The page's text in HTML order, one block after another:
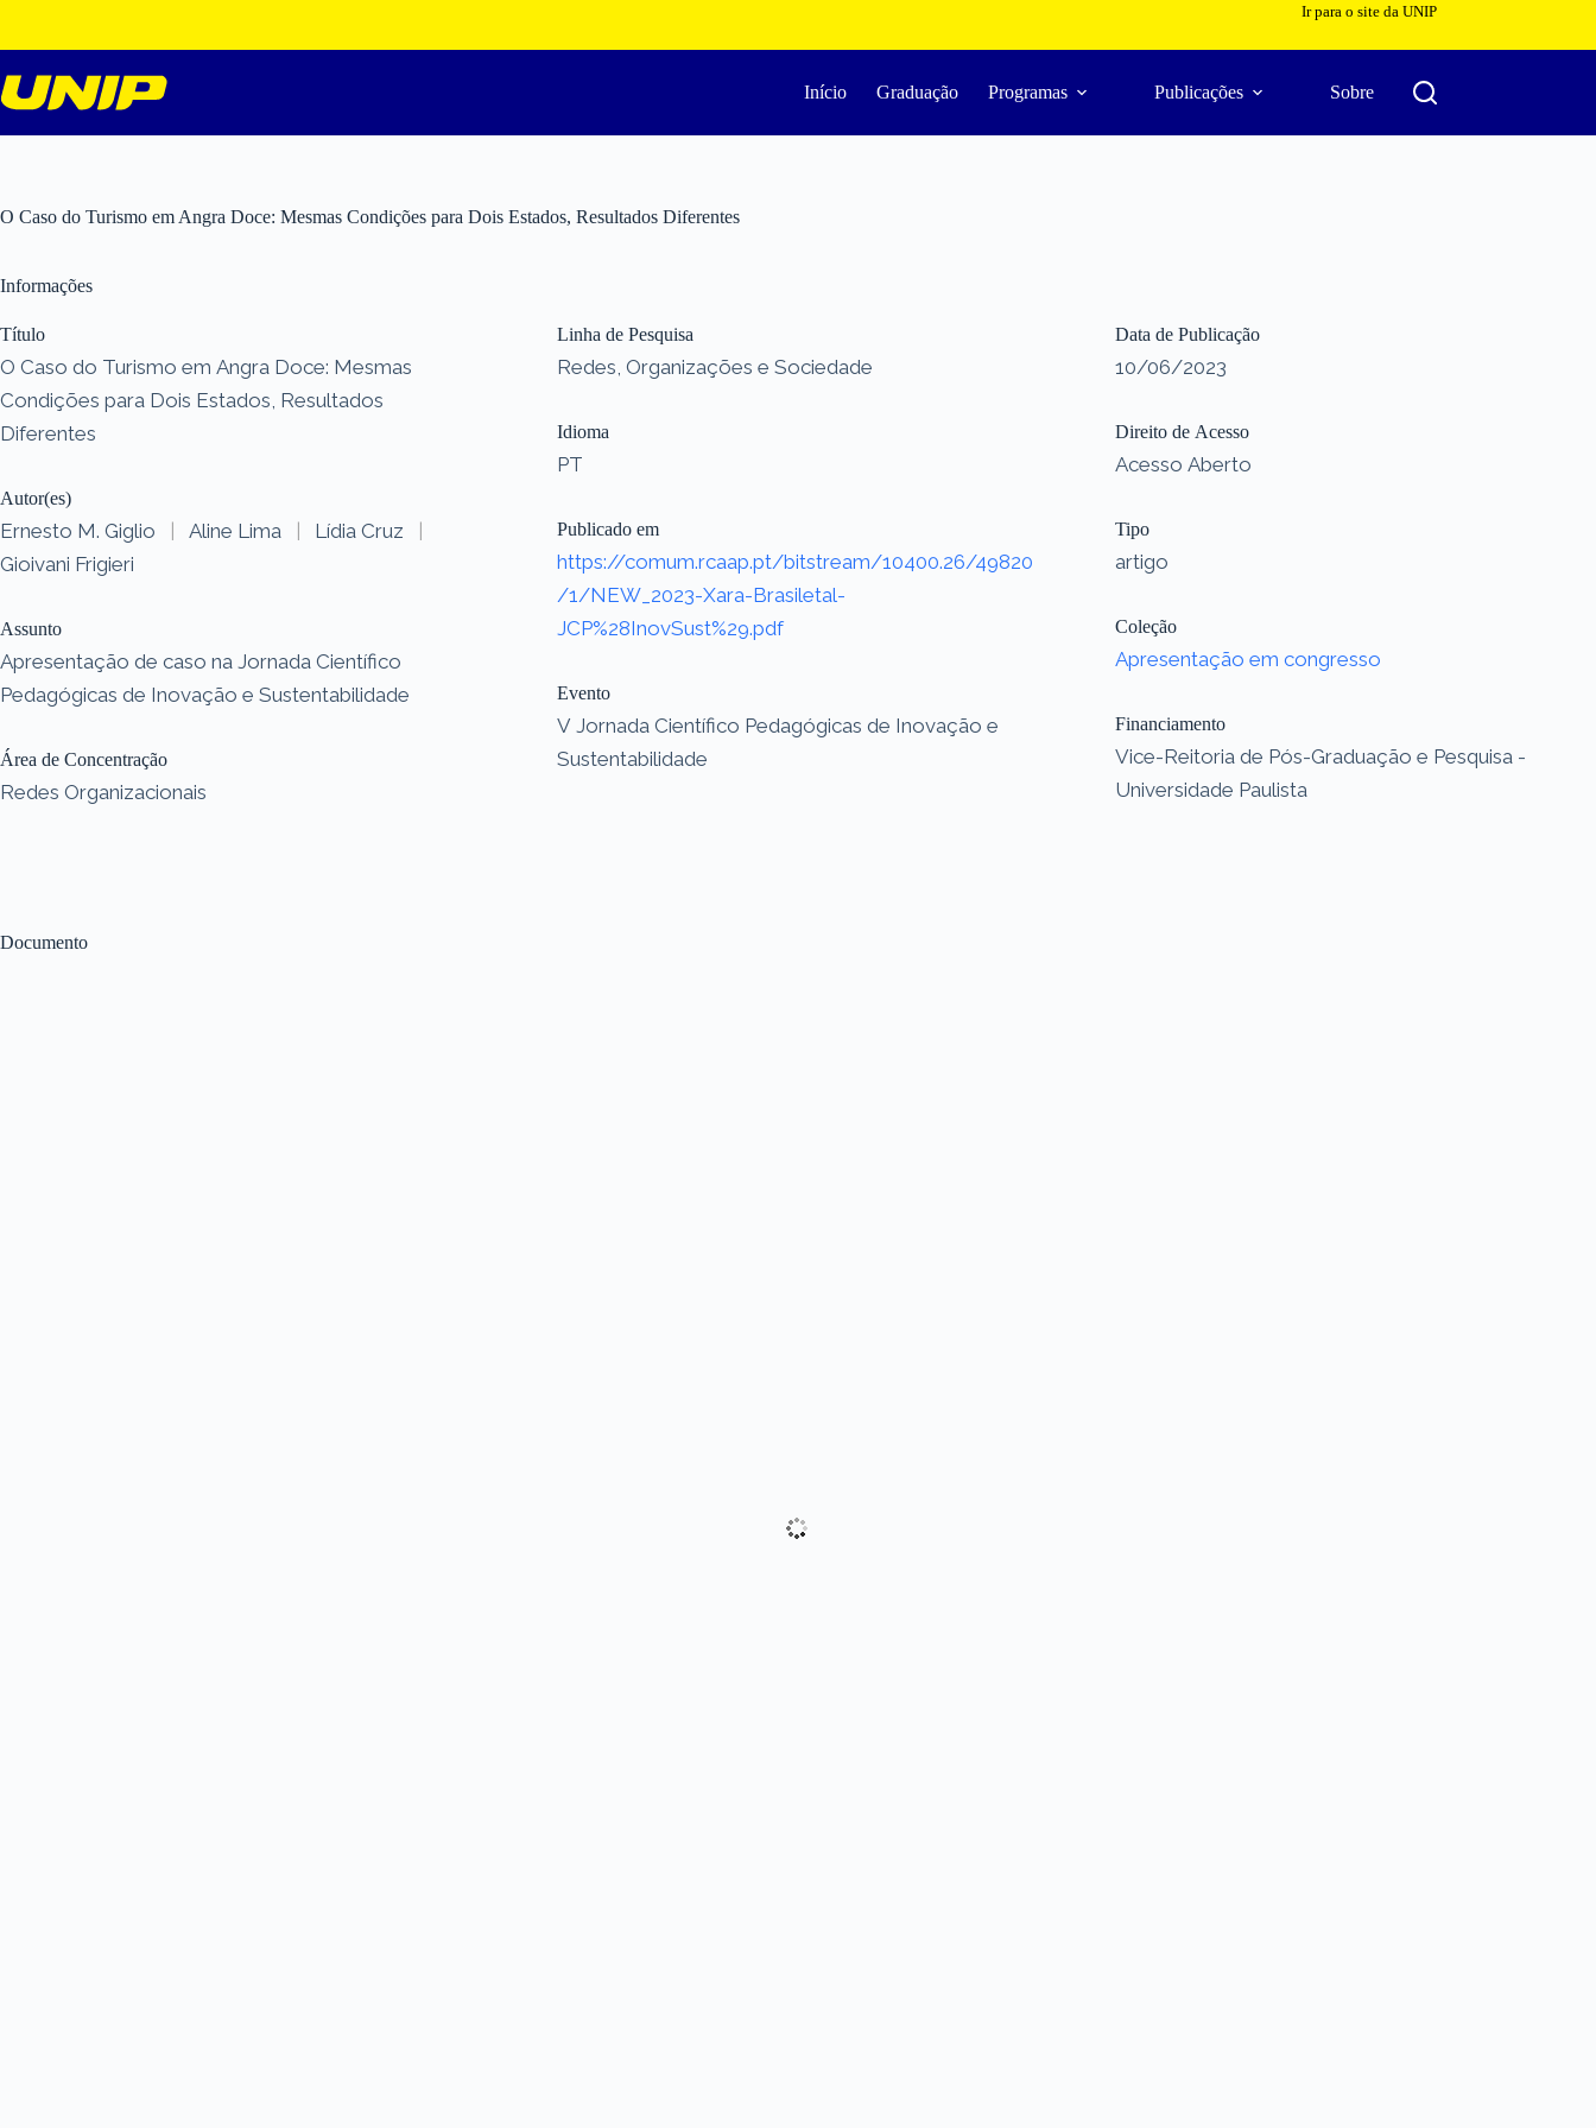
o
conteúdo
Ir para o site da UNIP
Início Graduação Programas Publicações Sobre
O Caso do Turismo em Angra Doce: Mesmas Condições para Dois Estados, Resultados Diferentes
Documento
Informações
Título
O Caso do Turismo em Angra Doce: Mesmas
Condições para Dois Estados, Resultados
Diferentes
Autor(es)
Ernesto M. Giglio | Aline Lima | Lídia Cruz
|
Gioivani Frigieri
Assunto
Apresentação de caso na Jornada Científico
Pedagógicas de Inovação e Sustentabilidade
Área de Concentração
Redes Organizacionais
Linha de Pesquisa
Redes, Organizações e Sociedade
Idioma
PT
Publicado em
https://comum.rcaap.pt/bitstream/10400.26/49820
/1/NEW_2023-Xara-Brasiletal-
JCP%28InovSust%29.pdf
Evento
V Jornada Científico Pedagógicas de Inovação e
Sustentabilidade
Data de Publicação
10/06/2023
Direito de Acesso
Acesso Aberto
Tipo
artigo
Coleção
Apresentação em congresso
Financiamento
Vice-Reitoria de Pós-Graduação e Pesquisa -
Universidade Paulista